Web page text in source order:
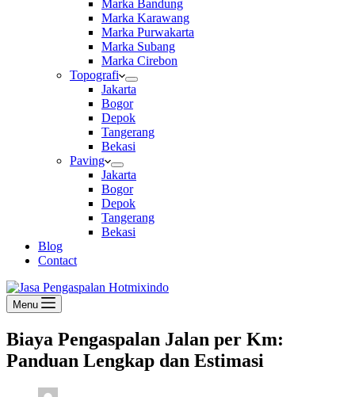
Marka Bandung
Marka Karawang
Marka Purwakarta
Marka Subang
Marka Cirebon
Topografi
Jakarta
Bogor
Depok
Tangerang
Bekasi
Paving
Jakarta
Bogor
Depok
Tangerang
Bekasi
Blog
Contact
Menu
Biaya Pengaspalan Jalan per Km:
Panduan Lengkap dan Estimasi